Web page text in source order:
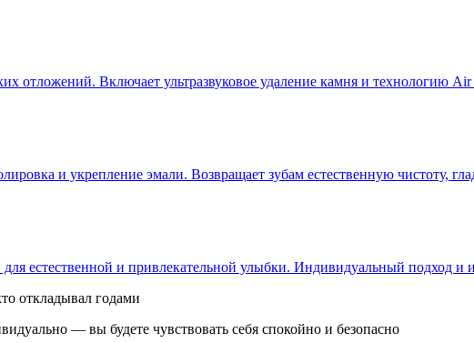
отложений. Включает ультразвуковое удаление камня и технологию
и укрепление эмали. Возвращает зубам естественную чистоту,
естественной и привлекательной улыбки. Индивидуальный подход и
откладывал годами
— вы будете чувствовать себя спокойно и безопасно